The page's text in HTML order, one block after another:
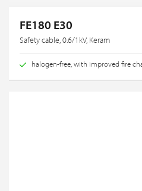
FE180 E30
Safety cable, 0.6/1kV, Keram
halogen-free, with improved fire